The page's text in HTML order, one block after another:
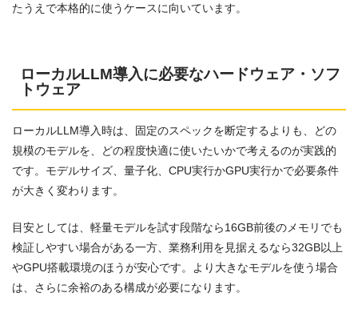
たうえで本格的に使うケースに向いています。
ローカルLLM導入に必要なハードウェア・ソフ
トウェア
ローカルLLM導入時は、固定のスペックを断定するよりも、どの
規模のモデルを、どの程度快適に使いたいかで考えるのが実践的
です。モデルサイズ、量子化、CPU実行かGPU実行かで必要条件
が大きく変わります。
目安としては、軽量モデルを試す段階なら16GB前後のメモリでも
検証しやすい場合がある一方、業務利用を見据えるなら32GB以上
やGPU搭載環境のほうが安心です。より大きなモデルを使う場合
は、さらに余裕のある構成が必要になります。